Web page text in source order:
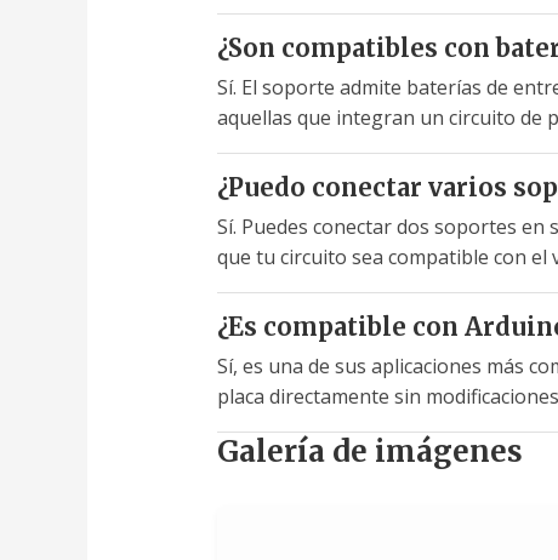
¿Son compatibles con
Sí. El soporte admite baterías de
aquellas que integran un circuito de
¿Puedo conectar varios
Sí. Puedes conectar dos soportes en
que tu circuito sea compatible con el
¿Es compatible con
Sí, es una de sus aplicaciones más
placa directamente sin
Galería de imágenes